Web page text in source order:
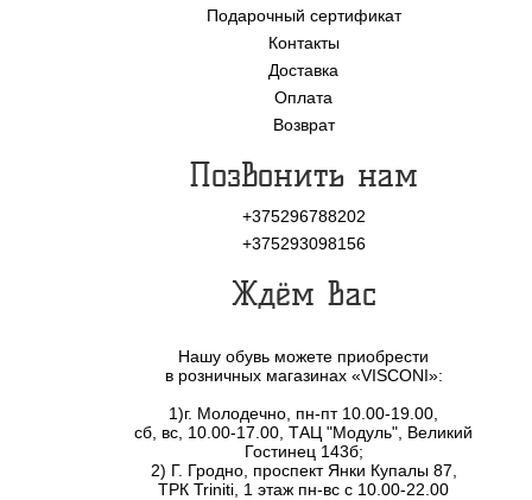
Подарочный сертификат
Контакты
Доставка
Оплата
Возврат
Позвонить нам
+375296788202
+375293098156
Ждём Вас
Нашу обувь можете приобрести
в розничных магазинах «VISCONI»:
1)г. Молодечно, пн-пт 10.00-19.00,
сб, вс, 10.00-17.00, ТАЦ "Модуль", Великий
Гостинец 143б;
2) Г. Гродно, проспект Янки Купалы 87,
ТРК Triniti, 1 этаж пн-вс с 10.00-22.00